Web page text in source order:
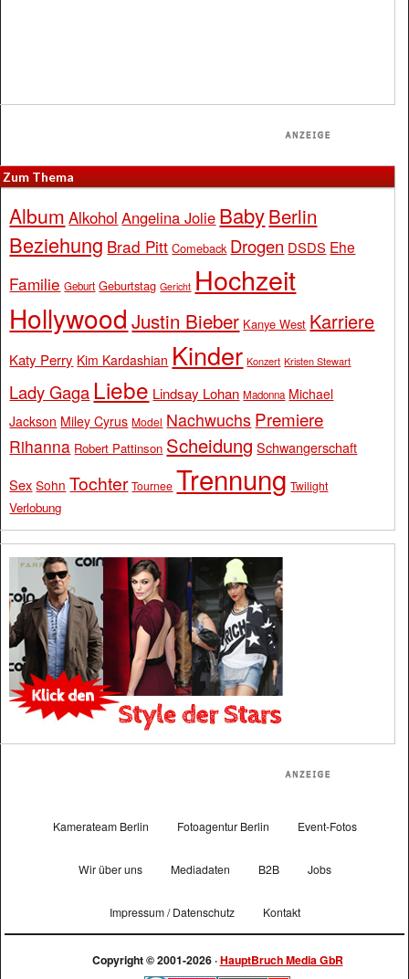
Zum Thema
Album Alkohol Angelina Jolie BabyBerlin
Beziehung Brad Pitt Comeback Drogen DSDS Ehe
Familie Geburt Geburtstag Gericht Hochzeit
Hollywood Justin Bieber Kanye West Karriere
Katy Perry Kim Kardashian Kinder Konzert Kristen Stewart
Lady Gaga Liebe Lindsay Lohan Madonna Michael
Jackson Miley Cyrus Model Nachwuchs Premiere
Rihanna Robert Pattinson Scheidung Schwangerschaft
Sex Sohn Tochter Tournee Trennung Twilight
Verlobung
Kamerateam Berlin Fotoagentur Berlin Event-Fotos
Wir über uns Mediadaten B2B Jobs
Impressum / Datenschutz Kontakt
Copyright © 2001-2026 ·HauptBruch Media GbR